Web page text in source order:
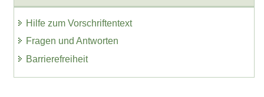
Hilfe zum Vorschriftentext
Fragen und Antworten
Barrierefreiheit